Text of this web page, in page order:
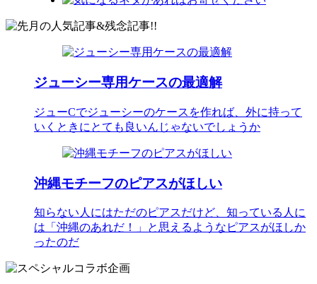
ジューシー専用ケースの最適解
ジューCでジューシーのケースを作れば、外に持って
いくときにとても良いんじゃないでしょうか
沖縄モチーフのピアスがほしい
知らない人にはただのピアスだけど、知っている人に
は「沖縄のあれだ！」と思えるようなピアスがほしか
ったのだ